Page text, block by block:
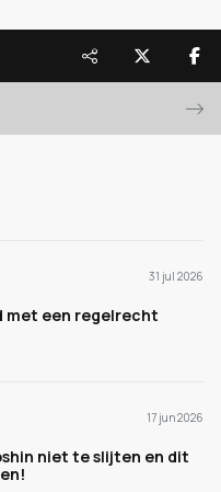
31 jul 2026
met een regelrecht
17 jun 2026
niet te slijten en dit